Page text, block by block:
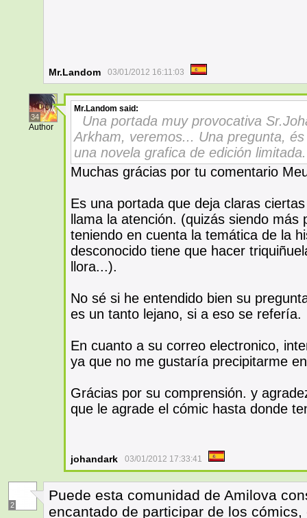
Mr.Landom 03/01/2012 16:11:03
34
Author
Mr.Landom said:
Una portada muy provocativa
Arkham, veremos... Una pregunta,
una novela grafica de edición limitada.
Muchas grácias por tu comentario
Es una portada que deja claras
llama la atención. (quizás siendo
teniendo en cuenta la temática de la
desconocido tiene que hacer
llora...).
No sé si he entendido bien su
es un tanto lejano, si a eso se refería.
En cuanto a su correo electronico,
ya que no me gustaría precipitarme
Grácias por su comprensión. y
que le agrade el cómic hasta donde
johandark 03/01/2012 17:33:41
2
Puede esta comunidad de Amilova
encantado de participar de los